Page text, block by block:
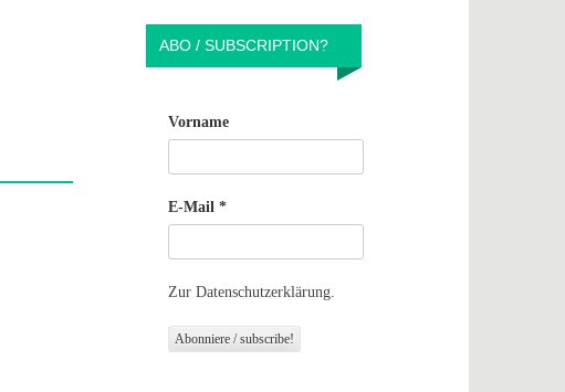
ABO / SUBSCRIPTION?
Vorname
E-Mail *
Zur Datenschutzerklärung.